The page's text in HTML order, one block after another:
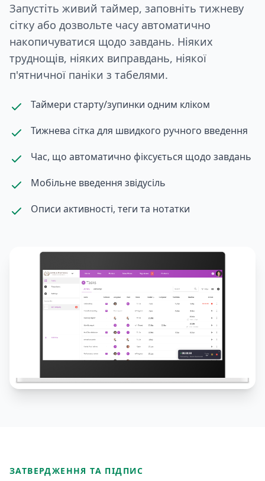
Запустіть живий таймер, заповніть тижневу
сітку або дозвольте часу автоматично
накопичуватися щодо завдань. Ніяких
труднощів, ніяких виправдань, ніякої
п'ятничної паніки з табелями.
Таймери старту/зупинки одним кліком
Тижнева сітка для швидкого ручного введення
Час, що автоматично фіксується щодо завдань
Мобільне введення звідусіль
Описи активності, теги та нотатки
ЗАТВЕРДЖЕННЯ ТА ПІДПИС